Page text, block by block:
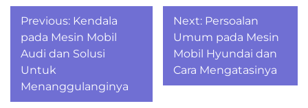
Post
navigation
Previous: Kendala
pada Mesin Mobil
Audi dan Solusi
Untuk
Menanggulanginya
Next: Persoalan
Umum pada Mesin
Mobil Hyundai dan
Cara Mengatasinya